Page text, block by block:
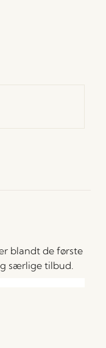
blandt de første
særlige tilbud.